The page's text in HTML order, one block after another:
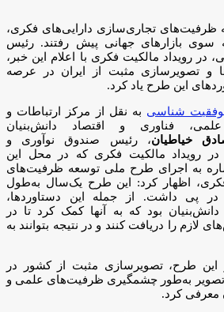
ظرفیت‌های تجاری‌سازی دارایی‌های فکری،
سوی بازارهای جهانی پیش رفتند. رئیس
در رویداد مالکیت فکری با اعلام این خبر،
و تصویرسازی مثبت از ایران در عرصه
این طرح یاد کرد.
شناسی به نقل از مرکز ارتباطات و
فناوری و اقتصاد دانش‌بنیان
خیاطیان، رئیس صندوق نوآوری و
رویداد مالکیت فکری که در محل این
به اجرای طرح ملی توسعه ظرفیت‌های
اظهار کرد: این طرح یک‌سال به‌طول
در پی داشت. از جمله این دستاورد‌ها،
بود که به آنها کمک کرد تا در
لازم را دریافت کنند و در نتیجه بتوانند به
این طرح، تصویرسازی مثبت از کشور در
تصویر به‌طور چشمگیری ظرفیت‌های علمی و
معرفی کرد.